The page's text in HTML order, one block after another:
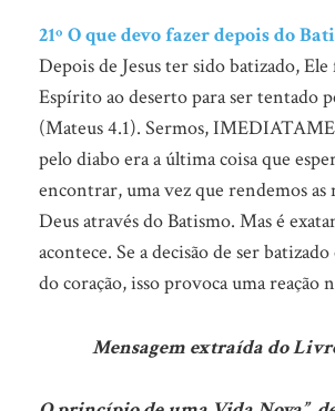
21º O que devo fazer depois do
Depois de Jesus ter sido batizado,
Espírito ao deserto para ser tentado
(Mateus 4.1). Sermos,
pelo diabo era a última coisa que
encontrar, uma vez que rendemos as
Deus através do Batismo. Mas é
acontece. Se a decisão de ser
do coração, isso provoca uma reação
Mensagem extraída do